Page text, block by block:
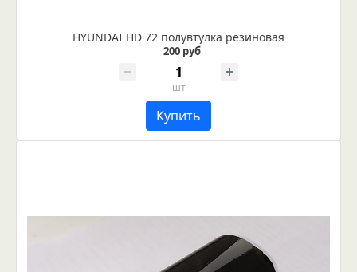
HYUNDAI HD 72 полувтулка резиновая
200 руб
шт
Купить